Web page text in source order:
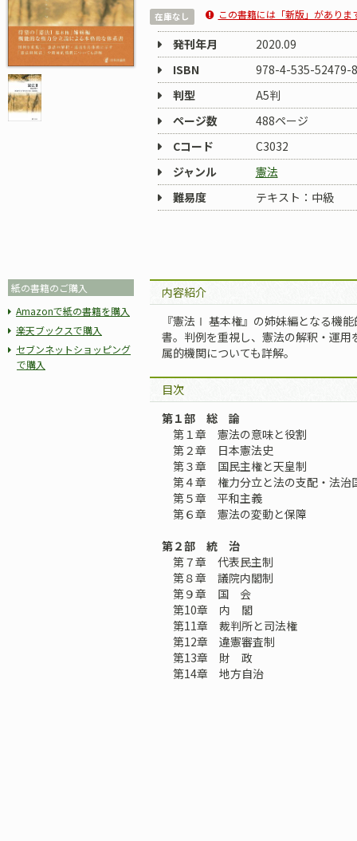
在庫なし この書籍には「新版」がありま
発刊年月
2020.09
ISBN
978-4-535-52479-8
判型
A5判
ページ数
488ページ
Cコード
C3032
ジャンル
憲法
難易度
テキスト：中級
紙の書籍のご購入
Amazonで紙の書籍を購入
楽天ブックスで購入
セブンネットショッピング
で購入
内容紹介
『憲法Ⅰ 基本権』の姉妹編となる機
書。判例を重視し、憲法の解釈・運
属的機関についても詳解。
目次
第１部 総 論
第１章 憲法の意味と役割
第２章 日本憲法史
第３章 国民主権と天皇制
第４章 権力分立と法の支配・法治
第５章 平和主義
第６章 憲法の変動と保障
第２部 統 治
第７章 代表民主制
第８章 議院内閣制
第９章 国 会
第10章 内 閣
第11章 裁判所と司法権
第12章 違憲審査制
第13章 財 政
第14章 地方自治